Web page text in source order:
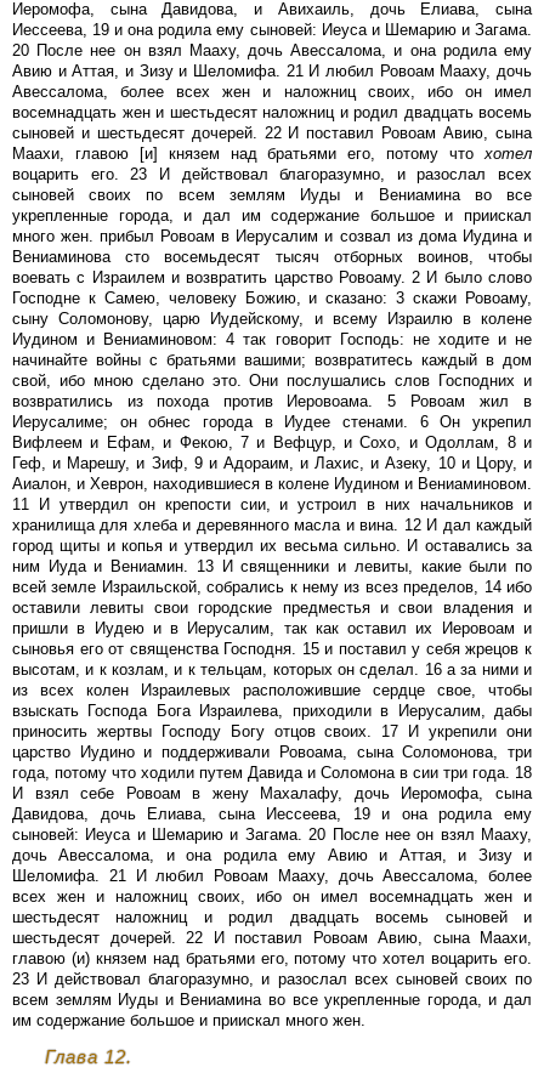
Иеромофа, сына Давидова, и Авихаиль, дочь Елиава, сына
Иессеева, 19 и она родила ему сыновей: Иеуса и Шемарию и Загама.
20 После нее он взял Мааху, дочь Авессалома, и она родила ему
Авию и Аттая, и Зизу и Шеломифа. 21 И любил Ровоам Мааху, дочь
Авессалома, более всех жен и наложниц своих, ибо он имел
восемнадцать жен и шестьдесят наложниц и родил двадцать восемь
сыновей и шестьдесят дочерей. 22 И поставил Ровоам Авию, сына
Маахи, главою [и] князем над братьями его, потому что хотел
воцарить его. 23 И действовал благоразумно, и разослал всех
сыновей своих по всем землям Иуды и Вениамина во все
укрепленные города, и дал им содержание большое и приискал
много жен. прибыл Ровоам в Иерусалим и созвал из дома Иудина и
Вениаминова сто восемьдесят тысяч отборных воинов, чтобы
воевать с Израилем и возвратить царство Ровоаму. 2 И было слово
Господне к Самею, человеку Божию, и сказано: 3 скажи Ровоаму,
сыну Соломонову, царю Иудейскому, и всему Израилю в колене
Иудином и Вениаминовом: 4 так говорит Господь: не ходите и не
начинайте войны с братьями вашими; возвратитесь каждый в дом
свой, ибо мною сделано это. Они послушались слов Господних и
возвратились из похода против Иеровоама. 5 Ровоам жил в
Иерусалиме; он обнес города в Иудее стенами. 6 Он укрепил
Вифлеем и Ефам, и Фекою, 7 и Вефцур, и Сохо, и Одоллам, 8 и
Геф, и Марешу, и Зиф, 9 и Адораим, и Лахис, и Азеку, 10 и Цору, и
Аиалон, и Хеврон, находившиеся в колене Иудином и Вениаминовом.
11 И утвердил он крепости сии, и устроил в них начальников и
хранилища для хлеба и деревянного масла и вина. 12 И дал каждый
город щиты и копья и утвердил их весьма сильно. И оставались за
ним Иуда и Вениамин. 13 И священники и левиты, какие были по
всей земле Израильской, собрались к нему из всез пределов, 14 ибо
оставили левиты свои городские предместья и свои владения и
пришли в Иудею и в Иерусалим, так как оставил их Иеровоам и
сыновья его от священства Господня. 15 и поставил у себя жрецов к
высотам, и к козлам, и к тельцам, которых он сделал. 16 а за ними и
из всех колен Израилевых расположившие сердце свое, чтобы
взыскать Господа Бога Израилева, приходили в Иерусалим, дабы
приносить жертвы Господу Богу отцов своих. 17 И укрепили они
царство Иудино и поддерживали Ровоама, сына Соломонова, три
года, потому что ходили путем Давида и Соломона в сии три года. 18
И взял себе Ровоам в жену Махалафу, дочь Иеромофа, сына
Давидова, дочь Елиава, сына Иессеева, 19 и она родила ему
сыновей: Иеуса и Шемарию и Загама. 20 После нее он взял Мааху,
дочь Авессалома, и она родила ему Авию и Аттая, и Зизу и
Шеломифа. 21 И любил Ровоам Мааху, дочь Авессалома, более
всех жен и наложниц своих, ибо он имел восемнадцать жен и
шестьдесят наложниц и родил двадцать восемь сыновей и
шестьдесят дочерей. 22 И поставил Ровоам Авию, сына Маахи,
главою (и) князем над братьями его, потому что хотел воцарить его.
23 И действовал благоразумно, и разослал всех сыновей своих по
всем землям Иуды и Вениамина во все укрепленные города, и дал
им содержание большое и приискал много жен.
Глава 12.